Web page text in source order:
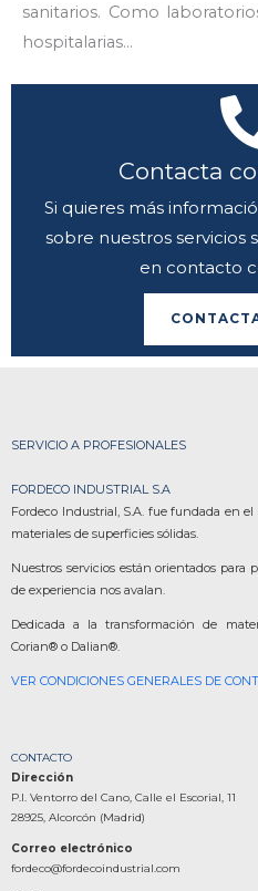
sanitarios. Como
hospitalarias…
Contacta
Si quieres más
sobre nuestros servicios
en contacto
SERVICIO A PROFESIONALES
FORDECO INDUSTRIAL S.A
Fordeco Industrial, S.A. fue fundada en
materiales de superficies sólidas.
Nuestros servicios están orientados para
de experiencia nos avalan.
Dedicada a la transformación de
Corian® o Dalian®.
VER CONDICIONES GENERALES DE
CONTACTO
Dirección
P.I. Ventorro del Cano, Calle el Escorial, 11
28925, Alcorcón (Madrid)
Correo electrónico
fordeco@fordecoindustrial.com